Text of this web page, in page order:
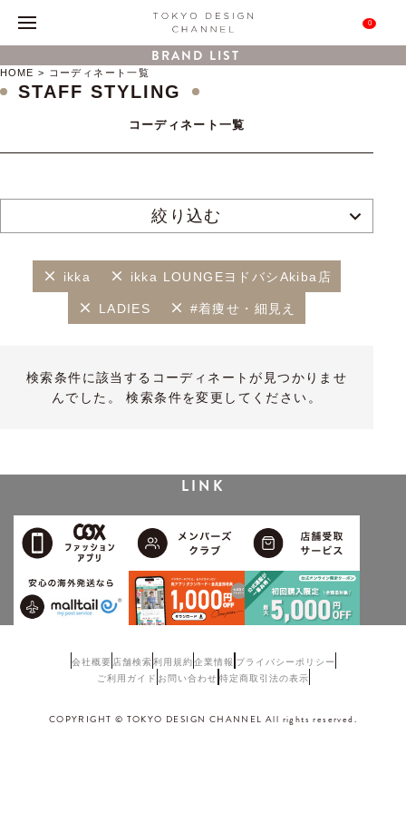
0
BRAND LIST
HOME コーディネート一覧
STAFF STYLING
コーディネート一覧
絞り込む
ikka ikka LOUNGEヨドバシAkiba店
LADIES #着痩せ・細見え
検索条件に該当するコーディネートが見つかりませ
んでした。 検索条件を変更してください。
LINK
会社概要 店舗検索利用規約企業情報 プライバシーポリシー
ご利用ガイド お問い合わせ 特定商取引法の表示
COPYRIGHT © TOKYO DESIGN CHANNEL All rights reserved.